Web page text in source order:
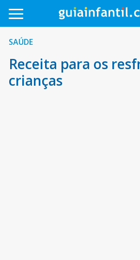
SAÚDE
Receita para os
crianças